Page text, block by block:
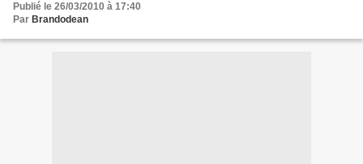
Publié le 26/03/2010 à 17:40
Par Brandodean